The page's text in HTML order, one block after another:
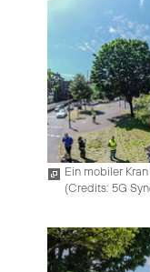
Ein mobiler
(Credits: 5G